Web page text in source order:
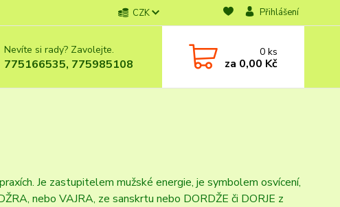
CZK Přihlášení
Nevíte si rady? Zavolejte.
775166535, 775985108
0ks
za 0,00 Kč
Je zastupitelem mužské energie, je symbolem osvícení,
nebo VAJRA, ze sanskrtu nebo DORDŽE či DORJE z